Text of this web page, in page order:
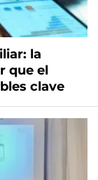
la
que el
clave